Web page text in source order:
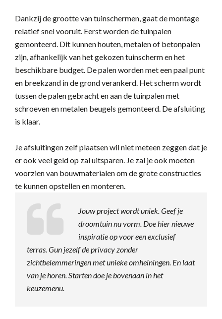
Dankzij de grootte van tuinschermen, gaat de montage
relatief snel vooruit. Eerst worden de tuinpalen
gemonteerd. Dit kunnen houten, metalen of betonpalen
zijn, afhankelijk van het gekozen tuinscherm en het
beschikbare budget. De palen worden met een paal punt
en breekzand in de grond verankerd. Het scherm wordt
tussen de palen gebracht en aan de tuinpalen met
schroeven en metalen beugels gemonteerd. De afsluiting
is klaar.
Je afsluitingen zelf plaatsen wil niet meteen zeggen dat je
er ook veel geld op zal uitsparen. Je zal je ook moeten
voorzien van bouwmaterialen om de grote constructies
te kunnen opstellen en monteren.
Jouw project wordt uniek. Geef je
droomtuin nu vorm. Doe hier nieuwe
inspiratie op voor een exclusief
terras. Gun jezelf de privacy zonder
zichtbelemmeringen met unieke omheiningen. En laat
van je horen. Starten doe je bovenaan in het
keuzemenu.